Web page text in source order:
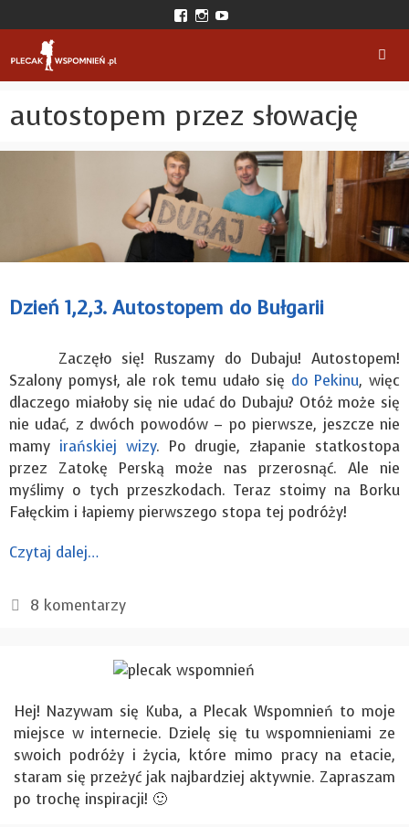
do
treści
View
plecakwspomnien’s
View
plecak_wspomnien’s
plecakwspomnien’s
autostopem przez słowację
Dzień 1,2,3. Autostopem do Bułgarii
Zaczęło się! Ruszamy do Dubaju! Autostopem!
Szalony pomysł, ale rok temu udało się do Pekinu, więc
dlaczego miałoby się nie udać do Dubaju? Otóż może się
nie udać, z dwóch powodów – po pierwsze, jeszcze nie
mamy irańskiej wizy. Po drugie, złapanie statkostopa
przez Zatokę Perską może nas przerosnąć. Ale nie
myślimy o tych przeszkodach. Teraz stoimy na Borku
Fałęckim i łapiemy pierwszego stopa tej podróży!
Czytaj dalej…
8 komentarzy
Hej! Nazywam się Kuba, a Plecak Wspomnień to moje
miejsce w internecie. Dzielę się tu wspomnieniami ze
swoich podróży i życia, które mimo pracy na etacie,
staram się przeżyć jak najbardziej aktywnie. Zapraszam
po trochę inspiracji! 🙂